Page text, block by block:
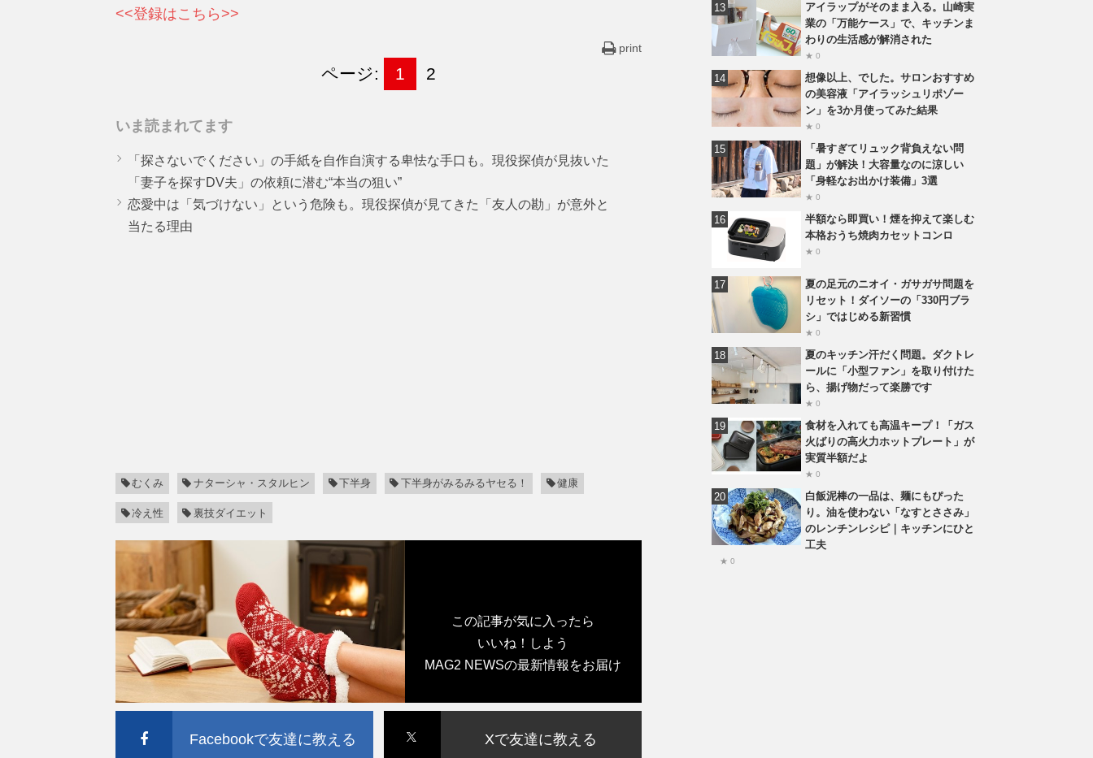
<<登録はこちら>>
print
ページ: 1 2
いま読まれてます
「探さないでください」の手紙を自作自演する卑怯な手口も。現役探偵が見抜いた
「妻子を探すDV夫」の依頼に潜む“本当の狙い”
恋愛中は「気づけない」という危険も。現役探偵が見てきた「友人の勘」が意外と
当たる理由
むくみ ナターシャ・スタルヒン 下半身 下半身がみるみるヤセる！ 健康
冷え性 裏技ダイエット
この記事が気に入ったら
いいね！しよう
MAG2 NEWSの最新情報をお届け
Facebookで友達に教える Xで友達に教える
アイラップがそのまま入る。山崎実
業の「万能ケース」で、キッチンま
わりの生活感が解消された
★ 0
想像以上、でした。サロンおすすめ
の美容液「アイラッシュリポゾー
ン」を3か月使ってみた結果
★ 0
「暑すぎてリュック背負えない問
題」が解決！大容量なのに涼しい
「身軽なお出かけ装備」3選
★ 0
半額なら即買い！煙を抑えて楽しむ
本格おうち焼肉カセットコンロ
★ 0
夏の足元のニオイ・ガサガサ問題を
リセット！ダイソーの「330円ブラ
シ」ではじめる新習慣
★ 0
夏のキッチン汗だく問題。ダクトレ
ールに「小型ファン」を取り付けた
ら、揚げ物だって楽勝です
★ 0
食材を入れても高温キープ！「ガス
火ばりの高火力ホットプレート」が
実質半額だよ
★ 0
白飯泥棒の一品は、麺にもぴった
り。油を使わない「なすとささみ」
のレンチンレシピ｜キッチンにひと
工夫
★ 0